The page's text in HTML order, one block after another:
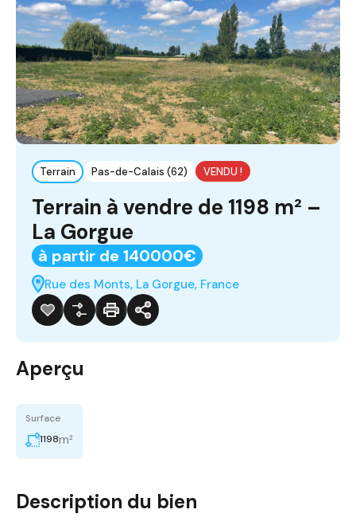
Terrain Pas-de-Calais (62) VENDU !
Terrain à vendre de 1198 m² –
La Gorgue
à partir de 140000€
Rue des Monts, La Gorgue, France
Aperçu
Surface
1198m²
Description du bien